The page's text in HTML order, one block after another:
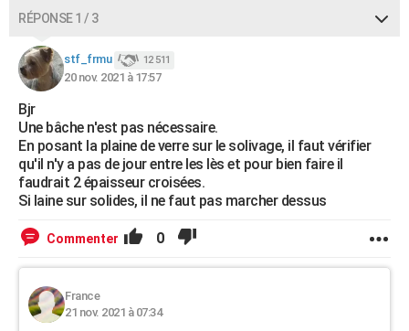
FORUM
Bricolage
Lifestyle
Culture
Sport
Auto
Television
Voyage
Cinema
RÉPONSE 1 / 3
stf_frmu 12 511
20 nov. 2021 à 17:57
Bjr
Une bâche n'est pas nécessaire.
En posant la plaine de verre sur le solivage, il faut vérifier
qu'il n'y a pas de jour entre les lès et pour bien faire il
faudrait 2 épaisseur croisées.
Si laine sur solides, il ne faut pas marcher dessus
Commenter 0
France
21 nov. 2021 à 07:34